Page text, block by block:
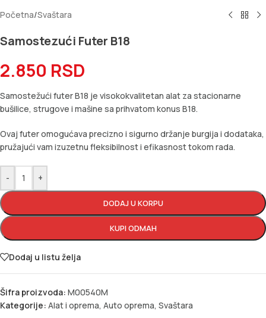
Početna/Svaštara
Samostezući Futer B18
2.850 RSD
Samostežući futer B18 je visokokvalitetan alat za stacionarne
bušilice, strugove i mašine sa prihvatom konus B18.
Ovaj futer omogućava precizno i sigurno držanje burgija i dodataka,
pružajući vam izuzetnu fleksibilnost i efikasnost tokom rada.
- +
DODAJ U KORPU
KUPI ODMAH
Dodaj u listu želja
Šifra proizvoda: M00540M
Kategorije: Alat i oprema, Auto oprema, Svaštara